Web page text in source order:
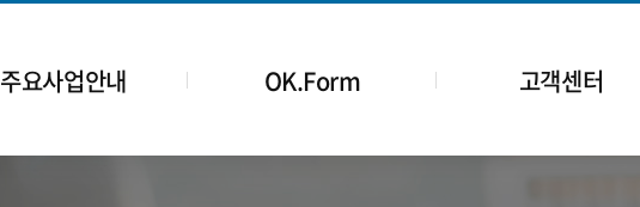
주요사업안내 OK.Form 고객센터